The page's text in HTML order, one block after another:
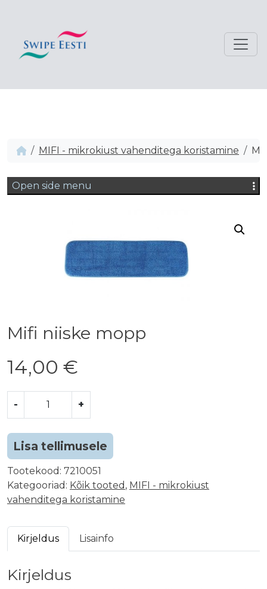
MIFI - mikrokiust vahenditega koristamine
Open side menu
Mifi niiske mopp
14,00 €
-
n
i
i
s
e
p
+
Lisa tellimusele
Tootekood: 7210051
Kategooriad: Kõik tooted , MIFI - mikrokiust
vahenditega koristamine
Kirjeldus Lisainfo
Kirjeldus